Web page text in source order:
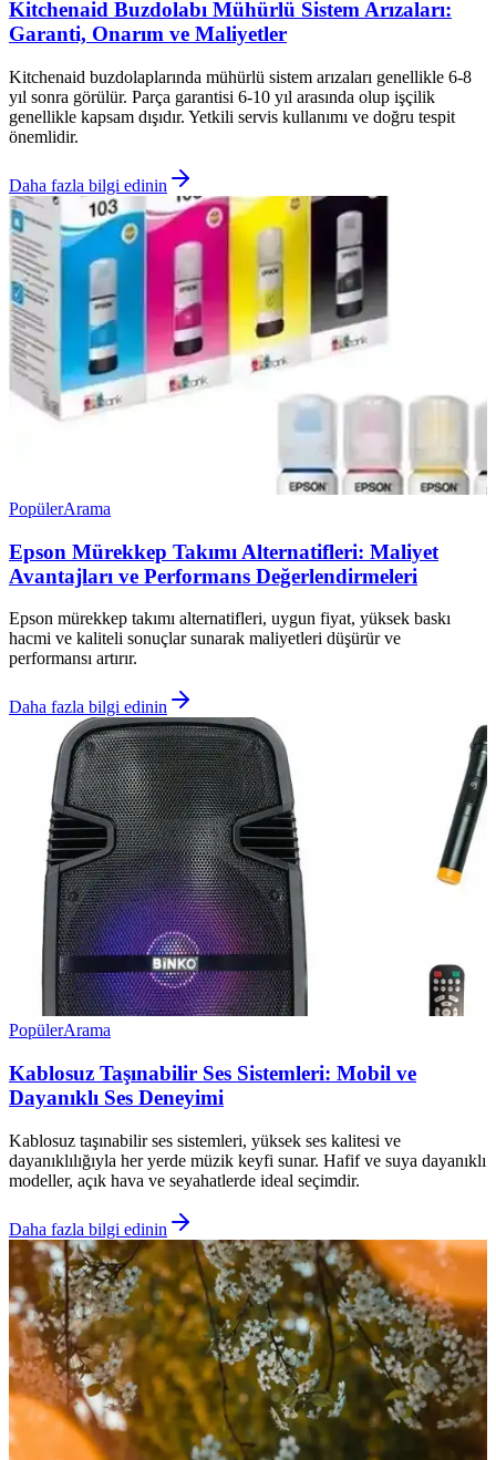
Kitchenaid Buzdolabı Mühürlü Sistem Arızaları:
Garanti, Onarım ve Maliyetler
Kitchenaid buzdolaplarında mühürlü sistem arızaları genellikle 6-8
yıl sonra görülür. Parça garantisi 6-10 yıl arasında olup işçilik
genellikle kapsam dışıdır. Yetkili servis kullanımı ve doğru tespit
önemlidir.
Daha fazla bilgi edinin
PopülerArama
Epson Mürekkep Takımı Alternatifleri: Maliyet
Avantajları ve Performans Değerlendirmeleri
Epson mürekkep takımı alternatifleri, uygun fiyat, yüksek baskı
hacmi ve kaliteli sonuçlar sunarak maliyetleri düşürür ve
performansı artırır.
Daha fazla bilgi edinin
PopülerArama
Kablosuz Taşınabilir Ses Sistemleri: Mobil ve
Dayanıklı Ses Deneyimi
Kablosuz taşınabilir ses sistemleri, yüksek ses kalitesi ve
dayanıklılığıyla her yerde müzik keyfi sunar. Hafif ve suya dayanıklı
modeller, açık hava ve seyahatlerde ideal seçimdir.
Daha fazla bilgi edinin